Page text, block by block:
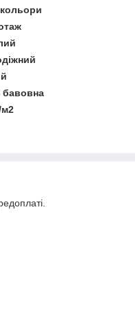
кольори
бавовна
м2